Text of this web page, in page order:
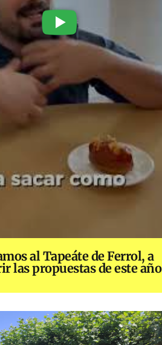
al Tapeáte de Ferrol, a
las propuestas de este año